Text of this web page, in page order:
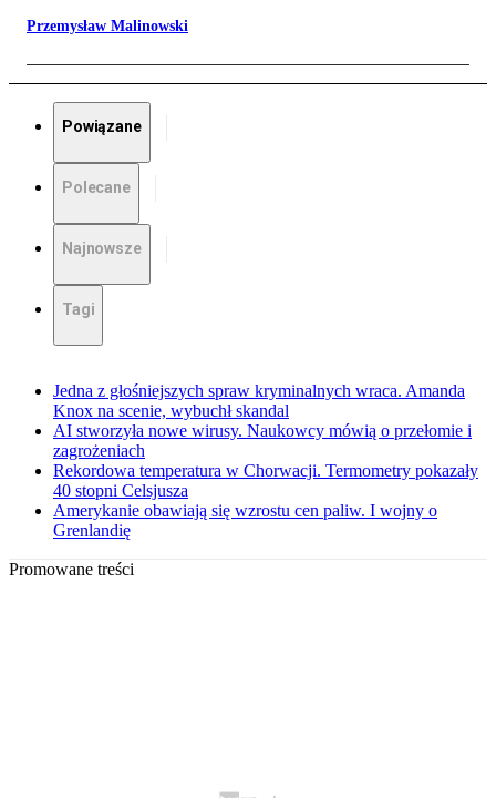
Przemysław Malinowski
Powiązane
Polecane
Najnowsze
Tagi
Jedna z głośniejszych spraw kryminalnych wraca. Amanda
Knox na scenie, wybuchł skandal
AI stworzyła nowe wirusy. Naukowcy mówią o przełomie i
zagrożeniach
Rekordowa temperatura w Chorwacji. Termometry pokazały
40 stopni Celsjusza
Amerykanie obawiają się wzrostu cen paliw. I wojny o
Grenlandię
Promowane treści